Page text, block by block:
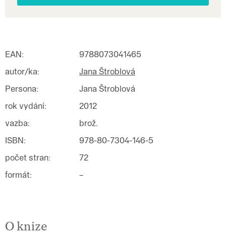
EAN:
9788073041465
autor/ka:
Jana Štroblová
Persona:
Jana Štroblová
rok vydání:
2012
vazba:
brož.
ISBN:
978-80-7304-146-5
počet stran:
72
formát: –
O knize